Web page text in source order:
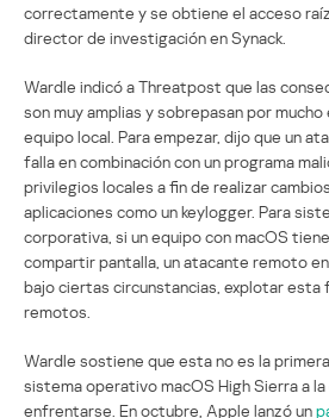
correctamente y se obtiene el acceso
director de investigación en Synack.
Wardle indicó a Threatpost que las
son muy amplias y sobrepasan por mucho
equipo local. Para empezar, dijo que un
falla en combinación con un programa
privilegios locales a fin de realizar
aplicaciones como un keylogger. Para
corporativa, si un equipo con macOS
compartir pantalla, un atacante remoto
bajo ciertas circunstancias, explotar esta
remotos.
Wardle sostiene que esta no es la
sistema operativo macOS High Sierra a
enfrentarse. En octubre, Apple lanzó un